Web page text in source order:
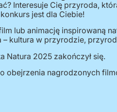
Interesuje Cię przyroda,
jest dla Ciebie!
lub animację inspirowaną
– kultura w przyrodzie,
Natura 2025 zakończył się.
obejrzenia nagrodzonych